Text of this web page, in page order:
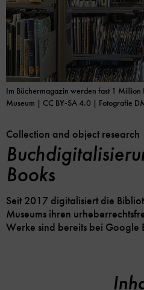
Im Büchermagazin werden fast 1 Million
Museum | CC BY-SA 4.0 | Fotografie
Collection and object research
Books
Seit 2017 digitalisiert die
Museums ihren
Werke sind bereits bei Google